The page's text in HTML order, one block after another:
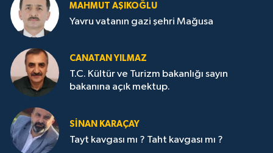
MAHMUT AŞIKOĞLU
Yavru vatanın gazi şehri Mağusa
CANATAN YILMAZ
T.C. Kültür ve Turizm bakanlığı sayın
bakanına açık mektup.
SİNAN KARAÇAY
Tayt kavgası mı ? Taht kavgası mı ?